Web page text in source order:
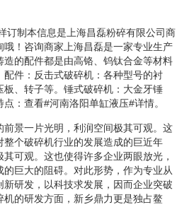
订制本信息是上海昌磊粉碎有限公司商
！咨询商家上海昌磊是一家专业生产
的配件都是由高铬、钨钛合金等材料
件：反击式破碎机：各种型号的衬
、转子等。锤式破碎机：大金牙锤
：查看#河南洛阳单缸液压#详情。
景一片光明，利润空间极其可观。这
个破碎机行业的发展造成的巨近年
可观。这也使得许多企业两眼放光，
巨大的阻碍。对此形势，作为专业从
研发，以科技求发展，因而企业突破
的研发方面，新乡鼎力更是独占鳌